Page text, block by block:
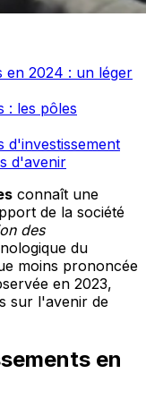
en 2024 : un léger
: les pôles
d'investissement
d'avenir
connaît une
de la société
des
du
moins prononcée
en 2023,
sur l'avenir de
en